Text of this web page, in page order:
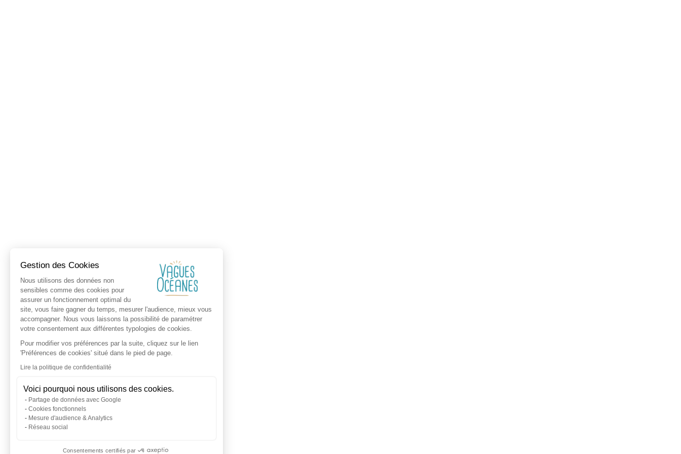
Gestion des Cookies
Nous utilisons des données non
sensibles comme des cookies pour
assurer un fonctionnement optimal du
site, vous faire gagner du temps, mesurer l'audience, mieux vous
accompagner. Nous vous laissons la possibilité de paramétrer
votre consentement aux différentes typologies de cookies.
Pour modifier vos préférences par la suite, cliquez sur le lien
'Préférences de cookies' situé dans le pied de page.
Lire la politique de confidentialité
Voici pourquoi nous utilisons des cookies.
Partage de données avec Google
Cookies fonctionnels
Mesure d'audience & Analytics
Réseau social
Consentements certifiés par